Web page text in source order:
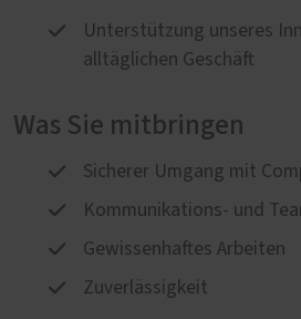
Unterstützung unseres
alltäglichen Geschäft
Was Sie mitbringen
Sicherer Umgang mit
Kommunikations- und
Gewissenhaftes Arbeiten
Zuverlässigkeit